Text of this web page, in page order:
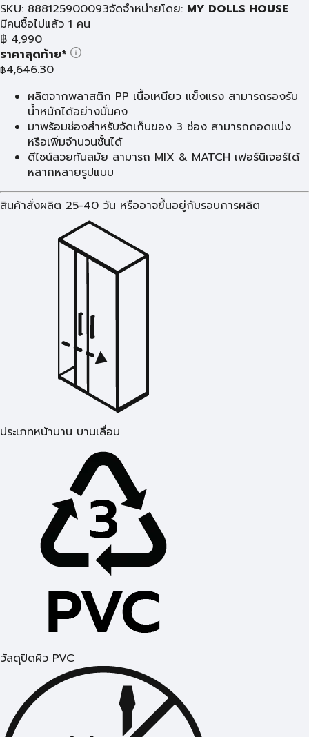
SKU: 888125900093จัดจำหน่ายโดย: MY DOLLS HOUSE
มีคนซื้อไปแล้ว 1 คน
฿ 4,990
ราคาสุดท้าย*
฿4,646.30
ผลิตจากพลาสติก PP เนื้อเหนียว แข็งแรง สามารถรองรับ
น้ำหนักได้อย่างมั่นคง
มาพร้อมช่องสำหรับจัดเก็บของ 3 ช่อง สามารถถอดแบ่ง
หรือเพิ่มจำนวนชั้นได้
ดีไซน์สวยทันสมัย สามารถ MIX & MATCH เฟอร์นิเจอร์ได้
หลากหลายรูปแบบ
สินค้าสั่งผลิต 25-40 วัน หรืออาจขึ้นอยู่กับรอบการผลิต
ประเภทหน้าบาน บานเลื่อน
วัสดุปิดผิว PVC